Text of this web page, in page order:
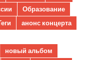
Образование
анонс концерта
новый альбом